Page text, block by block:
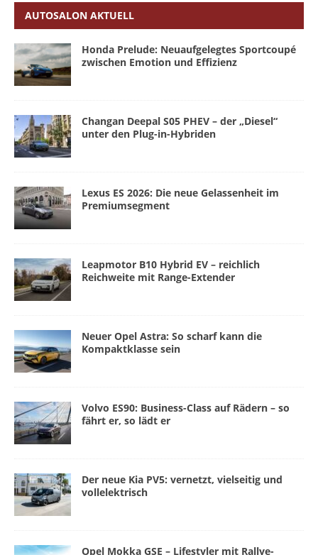
AUTOSALON AKTUELL
Honda Prelude: Neuaufgelegtes Sportcoupé
zwischen Emotion und Effizienz
Changan Deepal S05 PHEV – der „Diesel“
unter den Plug-in-Hybriden
Lexus ES 2026: Die neue Gelassenheit im
Premiumsegment
Leapmotor B10 Hybrid EV – reichlich
Reichweite mit Range-Extender
Neuer Opel Astra: So scharf kann die
Kompaktklasse sein
Volvo ES90: Business-Class auf Rädern – so
fährt er, so lädt er
Der neue Kia PV5: vernetzt, vielseitig und
vollelektrisch
Opel Mokka GSE – Lifestyler mit Rallye-